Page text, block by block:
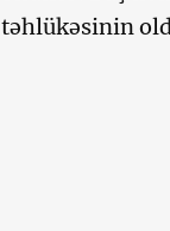
təhlükəsinin